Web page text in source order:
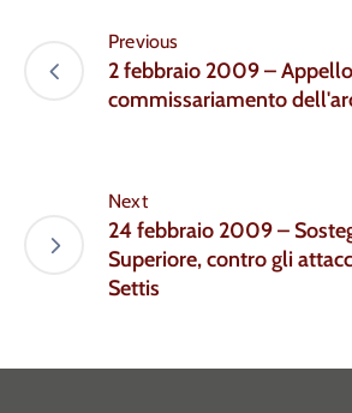
Previous
2 febbraio 2009 –
commissariamento
Next
24 febbraio 2009 –
Superiore, contro gli
Settis